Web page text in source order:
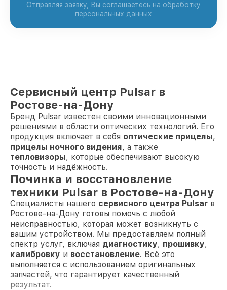
Отправляя заявку, Вы соглашаетесь на обработку
персональных данных
Сервисный центр Pulsar в
Ростове-на-Дону
Бренд Pulsar известен своими инновационными
решениями в области оптических технологий. Его
продукция включает в себя оптические прицелы,
прицелы ночного видения, а также
тепловизоры, которые обеспечивают высокую
точность и надёжность.
Починка и восстановление
техники Pulsar в Ростове-на-Дону
Специалисты нашего сервисного центра Pulsar в
Ростове-на-Дону готовы помочь с любой
неисправностью, которая может возникнуть с
вашим устройством. Мы предоставляем полный
спектр услуг, включая диагностику, прошивку,
калибровку и восстановление. Всё это
выполняется с использованием оригинальных
запчастей, что гарантирует качественный
результат.